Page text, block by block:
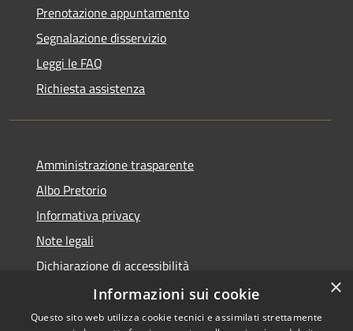
Prenotazione appuntamento
Segnalazione disservizio
Leggi le FAQ
Richiesta assistenza
Amministrazione trasparente
Albo Pretorio
Informativa privacy
Note legali
Dichiarazione di accessibilità
×
Informazioni sui cookie
Questo sito web utilizza cookie tecnici e assimilati strettamente